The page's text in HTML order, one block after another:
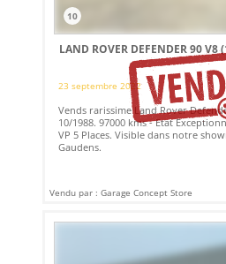
10
LAND ROVER DEFENDER 90 V8
23 septembre 2022
Vends rarissime Land Rover
10/1988. 97000 kms - Etat
VP 5 Places. Visible dans notre
Gaudens.
Vendu par : Garage Concept Store